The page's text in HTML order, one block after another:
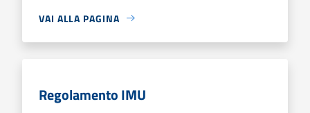
VAI ALLA PAGINA
Regolamento IMU